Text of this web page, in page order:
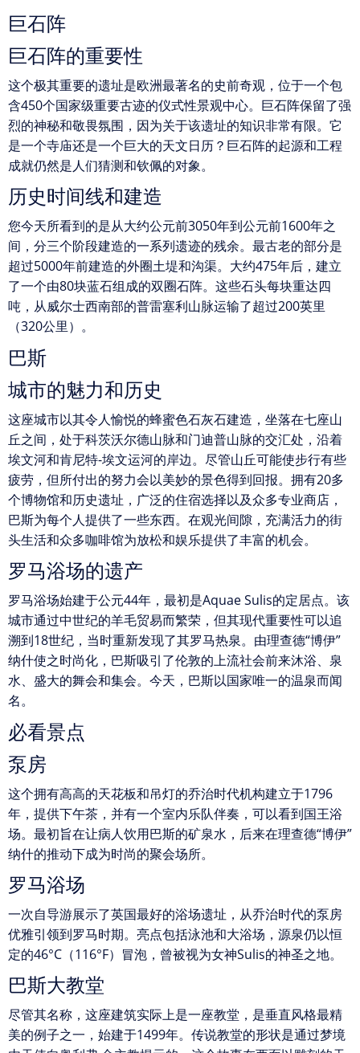
巨石阵
巨石阵的重要性
这个极其重要的遗址是欧洲最著名的史前奇观，位于一个包
含450个国家级重要古迹的仪式性景观中心。巨石阵保留了强
烈的神秘和敬畏氛围，因为关于该遗址的知识非常有限。它
是一个寺庙还是一个巨大的天文日历？巨石阵的起源和工程
成就仍然是人们猜测和钦佩的对象。
历史时间线和建造
您今天所看到的是从大约公元前3050年到公元前1600年之
间，分三个阶段建造的一系列遗迹的残余。最古老的部分是
超过5000年前建造的外圈土堤和沟渠。大约475年后，建立
了一个由80块蓝石组成的双圈石阵。这些石头每块重达四
吨，从威尔士西南部的普雷塞利山脉运输了超过200英里
（320公里）。
巴斯
城市的魅力和历史
这座城市以其令人愉悦的蜂蜜色石灰石建造，坐落在七座山
丘之间，处于科茨沃尔德山脉和门迪普山脉的交汇处，沿着
埃文河和肯尼特-埃文运河的岸边。尽管山丘可能使步行有些
疲劳，但所付出的努力会以美妙的景色得到回报。拥有20多
个博物馆和历史遗址，广泛的住宿选择以及众多专业商店，
巴斯为每个人提供了一些东西。在观光间隙，充满活力的街
头生活和众多咖啡馆为放松和娱乐提供了丰富的机会。
罗马浴场的遗产
罗马浴场始建于公元44年，最初是Aquae Sulis的定居点。该
城市通过中世纪的羊毛贸易而繁荣，但其现代重要性可以追
溯到18世纪，当时重新发现了其罗马热泉。由理查德“博伊”
纳什使之时尚化，巴斯吸引了伦敦的上流社会前来沐浴、泉
水、盛大的舞会和集会。今天，巴斯以国家唯一的温泉而闻
名。
必看景点
泵房
这个拥有高高的天花板和吊灯的乔治时代机构建立于1796
年，提供下午茶，并有一个室内乐队伴奏，可以看到国王浴
场。最初旨在让病人饮用巴斯的矿泉水，后来在理查德“博伊”
纳什的推动下成为时尚的聚会场所。
罗马浴场
一次自导游展示了英国最好的浴场遗址，从乔治时代的泵房
优雅引领到罗马时期。亮点包括泳池和大浴场，源泉仍以恒
定的46°C（116°F）冒泡，曾被视为女神Sulis的神圣之地。
巴斯大教堂
尽管其名称，这座建筑实际上是一座教堂，是垂直风格最精
美的例子之一，始建于1499年。传说教堂的形状是通过梦境